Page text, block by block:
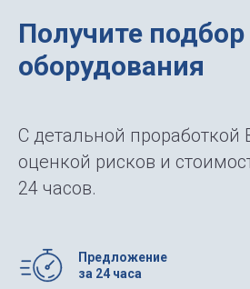
Получите подбор
оборудования
С детальной проработкой
оценкой рисков и
24 часов.
Предложение
за 24 часа